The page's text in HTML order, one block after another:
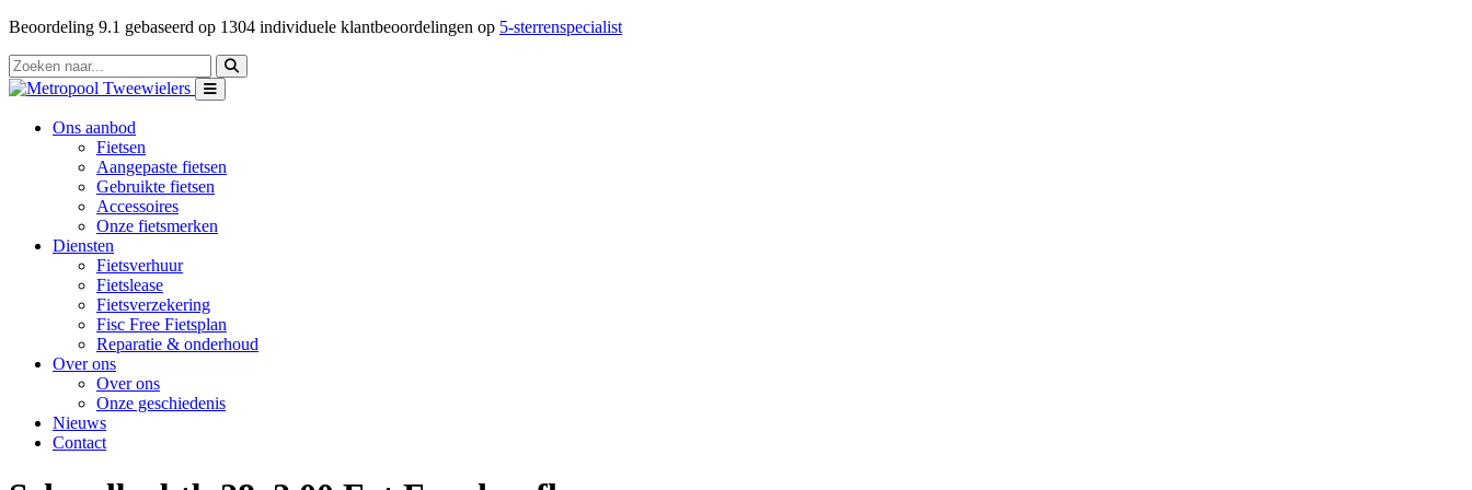
Beoordeling 9.1 gebaseerd op 1304 individuele klantbeoordelingen op 5-sterrenspecialist
Ons aanbod
Fietsen
Aangepaste fietsen
Gebruikte fietsen
Accessoires
Onze fietsmerken
Diensten
Fietsverhuur
Fietslease
Fietsverzekering
Fisc Free Fietsplan
Reparatie & onderhoud
Over ons
Over ons
Onze geschiedenis
Nieuws
Contact